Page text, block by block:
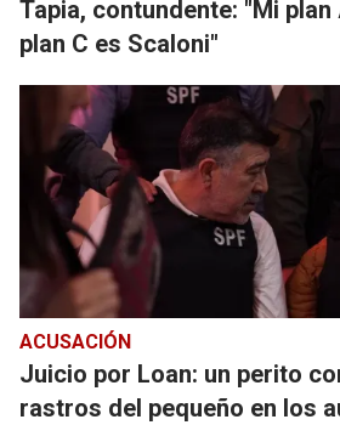
Tapia, contundente: "Mi plan
plan C es Scaloni"
ACUSACIÓN
Juicio por Loan: un perito
rastros del pequeño en los